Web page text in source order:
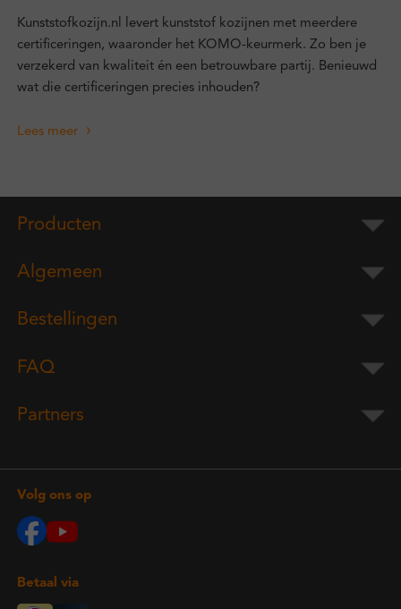
Kunststofkozijn.nl levert kunststof kozijnen met meerdere
certificeringen, waaronder het KOMO-keurmerk. Zo ben je
verzekerd van kwaliteit én een betrouwbare partij. Benieuwd
wat die certificeringen precies inhouden?
Lees meer
Producten
Algemeen
Bestellingen
FAQ
Partners
Volg ons op
Betaal via